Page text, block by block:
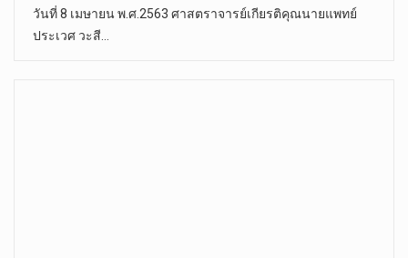
วันที่ 8 เมษายน พ.ศ.2563 ศาสตราจารย์เกียรติคุณนายแพทย์
ประเวศ วะสี…